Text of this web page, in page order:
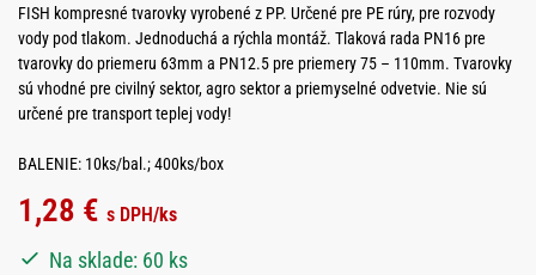
FISH kompresné tvarovky vyrobené z PP. Určené pre PE rúry, pre rozvody
vody pod tlakom. Jednoduchá a rýchla montáž. Tlaková rada PN16 pre
tvarovky do priemeru 63mm a PN12.5 pre priemery 75 – 110mm. Tvarovky
sú vhodné pre civilný sektor, agro sektor a priemyselné odvetvie. Nie sú
určené pre transport teplej vody!
BALENIE: 10ks/bal.; 400ks/box
1,28 € s DPH/ks
Na sklade: 60 ks